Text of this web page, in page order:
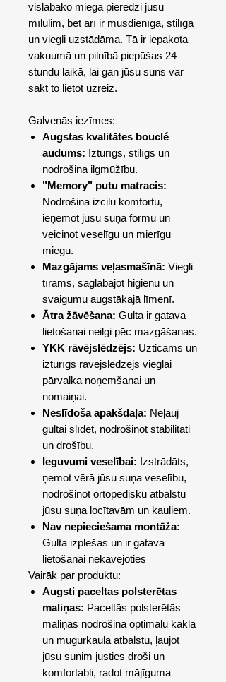
vislabāko miega pieredzi jūsu
mīlulim, bet arī ir mūsdienīga, stilīga
un viegli uzstādāma. Tā ir iepakota
vakuumā un pilnībā piepūšas 24
stundu laikā, lai gan jūsu suns var
sākt to lietot uzreiz.
Galvenās iezīmes:
Augstas kvalitātes bouclé
audums: Izturīgs, stilīgs un
nodrošina ilgmūžību.
"Memory" putu matracis:
Nodrošina izcilu komfortu,
ieņemot jūsu suņa formu un
veicinot veselīgu un mierīgu
miegu.
Mazgājams veļasmašīnā: Viegli
tīrāms, saglabājot higiēnu un
svaigumu augstākajā līmenī.
Ātra žāvēšana: Gulta ir gatava
lietošanai neilgi pēc mazgāšanas.
YKK rāvējslēdzējs: Uzticams un
izturīgs rāvējslēdzējs vieglai
pārvalka noņemšanai un
nomaiņai.
Neslīdoša apakšdaļa: Neļauj
gultai slīdēt, nodrošinot stabilitāti
un drošību.
Ieguvumi veselībai: Izstrādāts,
ņemot vērā jūsu suņa veselību,
nodrošinot ortopēdisku atbalstu
jūsu suņa locītavām un kauliem.
Nav nepieciešama montāža:
Gulta izplešas un ir gatava
lietošanai nekavējoties
Vairāk par produktu:
Augsti paceltas polsterētas
maliņas: Paceltās polsterētās
maliņas nodrošina optimālu kakla
un mugurkaula atbalstu, ļaujot
jūsu sunim justies droši un
komfortabli, radot mājīguma